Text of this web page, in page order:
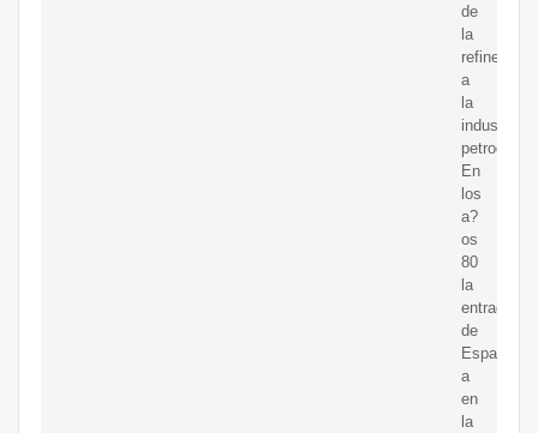
de
la
refinería
a
la
industria
En
los
a?
os
80
la
entrada
de
Espa?
a
en
la